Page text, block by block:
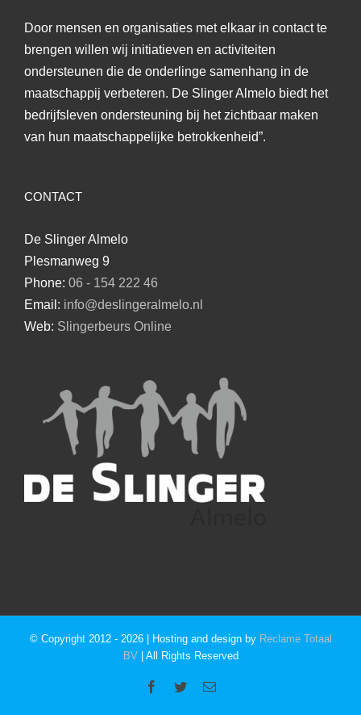
Door mensen en organisaties met elkaar in contact te
brengen willen wij initiatieven en activiteiten
ondersteunen die de onderlinge samenhang in de
maatschappij verbeteren. De Slinger Almelo biedt het
bedrijfsleven ondersteuning bij het zichtbaar maken
van hun maatschappelijke betrokkenheid”.
CONTACT
De Slinger Almelo
Plesmanweg 9
Phone: 06 - 154 222 46
Email: info@deslingeralmelo.nl
Web: Slingerbeurs Online
© Copyright 2012 - 2026 | Hosting and design by Reclame Totaal
BV| All Rights Reserved
Facebook
TwitterE-